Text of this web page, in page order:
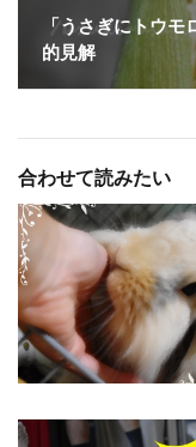
「うさぎにトウ
的見解
合わせて読みたい